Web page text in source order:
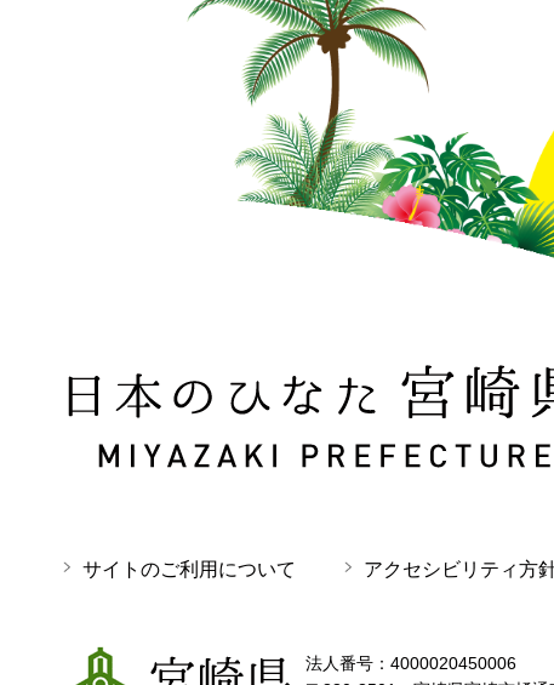
日本のひなた 宮崎県 MIYAZAKI PREFECTURE
サイトのご利用について アクセシビリティ方
宮崎県
法人番号：4000020450006